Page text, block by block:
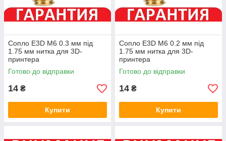
Сопло E3D M6 0.3 мм під
1.75 мм нитка для 3D-
принтера
Готово до відправки
14 ₴
Купити
Сопло E3D M6 0.2 мм під
1.75 мм нитка для 3D-
принтера
Готово до відправки
14 ₴
Купити